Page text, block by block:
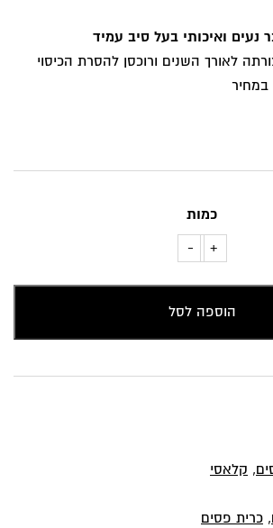
נעים ואיכותי בעל סיב עמיד
לאורך השנים ורוכסן להסרת הכיסוי
במחיר
כמות
+
כמות
של
כרית
נוי
-
הוספה לסל
, קלאסי
, כרית פסים